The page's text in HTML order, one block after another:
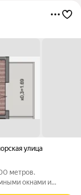
улица
метров.
окнами и